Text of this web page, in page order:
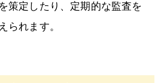
策定したり、定期的な監査を
られます。